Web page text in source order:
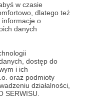
w czasie
dlatego też
informacje o
danych
dostęp do
i ich
oraz podmioty
działalności,
SERWISU.